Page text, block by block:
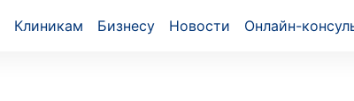
Клиникам Бизнесу Новости Онлайн-